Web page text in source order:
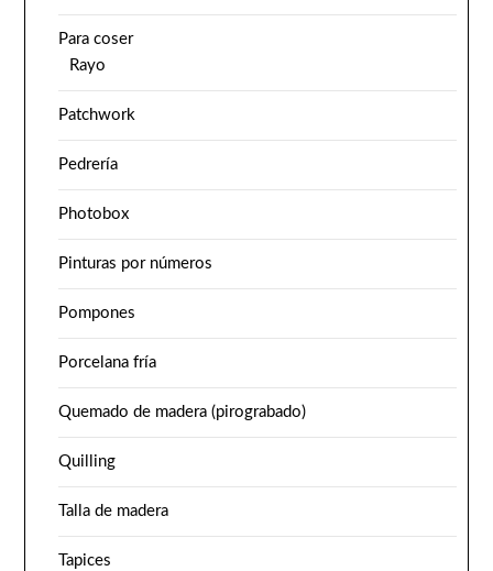
Para coser
Rayo
Patchwork
Pedrería
Photobox
Pinturas por números
Pompones
Porcelana fría
Quemado de madera (pirograbado)
Quilling
Talla de madera
Tapices